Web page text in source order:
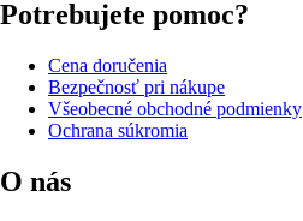
Potrebujete pomoc?
Cena doručenia
Bezpečnosť pri nákupe
Všeobecné obchodné podmienky
Ochrana súkromia
O nás